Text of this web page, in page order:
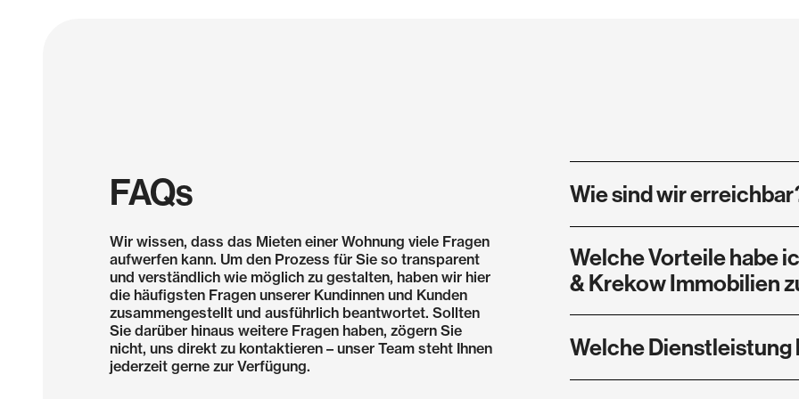
FAQs
Wir wissen, dass das Mieten einer Wohnung viele Fragen
aufwerfen kann. Um den Prozess für Sie so transparent
und verständlich wie möglich zu gestalten, haben wir hier
die häufigsten Fragen unserer Kundinnen und Kunden
zusammengestellt und ausführlich beantwortet. Sollten
Sie darüber hinaus weitere Fragen haben, zögern Sie
nicht, uns direkt zu kontaktieren – unser Team steht Ihnen
jederzeit gerne zur Verfügung.
Wie sind wir
Geschäftszeiten können Sie uns
Welche Vorteile habe
& Krekow Immobilien
ein Rundum-Sorglos-Paket. Mit
Welche Dienstleistung